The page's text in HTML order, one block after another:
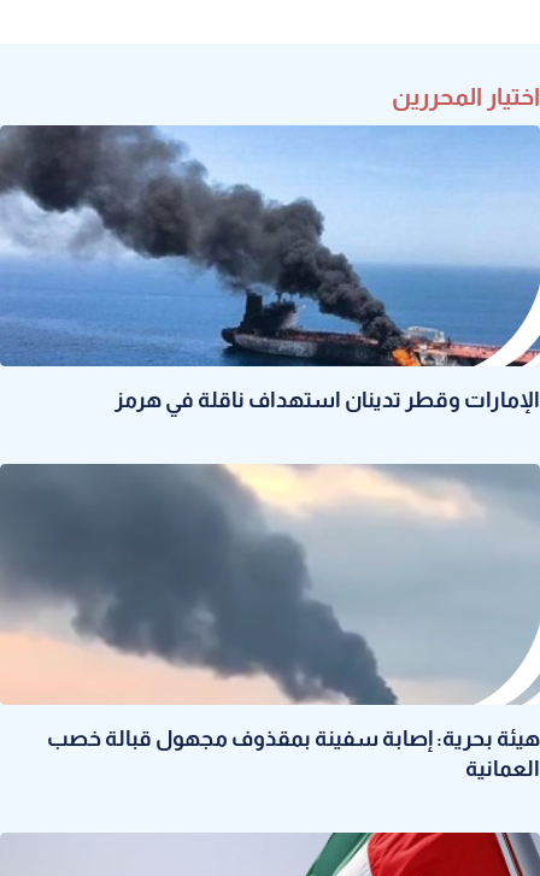
اختيار المحررين
الإمارات وقطر تدينان استهداف ناقلة في هرمز
هيئة بحرية: إصابة سفينة بمقذوف مجهول قبالة خصب
العمانية